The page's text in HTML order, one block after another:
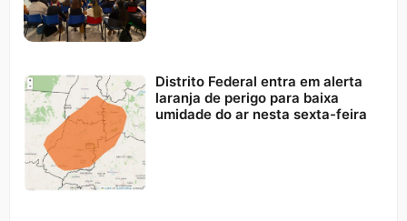
Distrito Federal entra em alerta
laranja de perigo para baixa
umidade do ar nesta sexta-feira